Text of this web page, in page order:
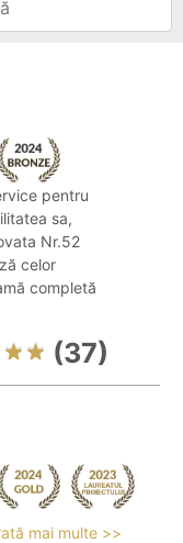
pentru
sa,
Nr.52
celor
completă
(37)
mai multe >>